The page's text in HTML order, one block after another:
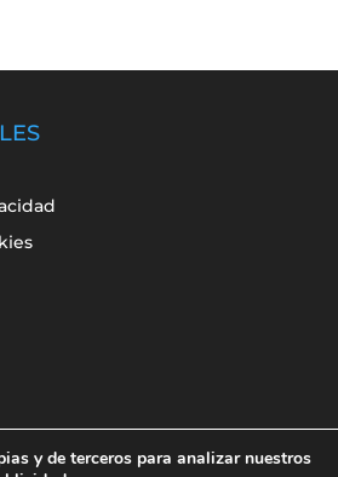
y de terceros para analizar nuestros